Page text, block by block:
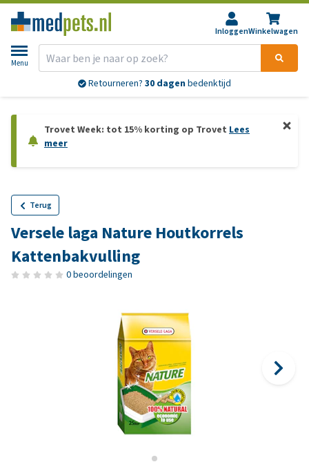
InloggenWinkelwagen
Menu
Retourneren? 30 dagenbedenktijd
Trovet Week: tot 15% korting op Trovet Lees
meer
Terug
Versele laga Nature Houtkorrels
Kattenbakvulling
0 beoordelingen